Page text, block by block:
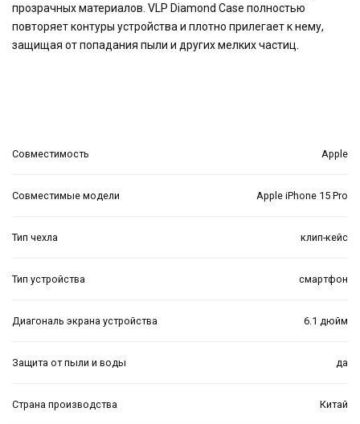
прозрачных материалов. VLP Diamond Case полностью
повторяет контуры устройства и плотно прилегает к нему,
защищая от попадания пыли и других мелких частиц.
Совместимость Apple
Совместимые модели Apple iPhone 15 Pro
Тип чехла клип-кейс
Тип устройства смартфон
Диагональ экрана устройства 6.1 дюйм
Защита от пыли и воды да
Страна производства Китай